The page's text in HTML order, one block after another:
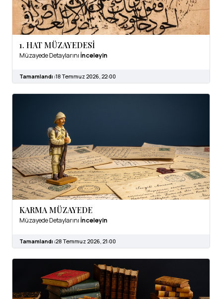
1. HAT MÜZAYEDESİ
Müzayede Detaylarını İnceleyin
Tamamlandı :18 Temmuz 2026, 22:00
KARMA MÜZAYEDE
Müzayede Detaylarını İnceleyin
Tamamlandı :28 Temmuz 2026, 21:00